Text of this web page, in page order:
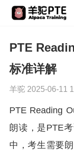
PTE
标准详解
羊驼 2025-06-11
PTE Reading
朗读，是PTE
中，考生需要